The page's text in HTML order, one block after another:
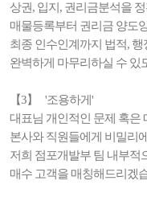
상권, 입지, 권리금분석을
매물등록부터 권리금 양도
최종 인수인계까지 법적, 행
완벽하게 마무리하실 수 있
【3】 '조용하게'
대표님 개인적인 문제 혹은
본사와 직원들에게 비밀리
저희 점포개발부 팀 내부적
매수 고객을 매칭해드리겠